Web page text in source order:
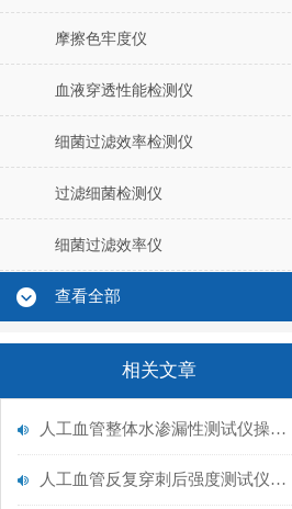
摩擦色牢度仪
血液穿透性能检测仪
细菌过滤效率检测仪
过滤细菌检测仪
细菌过滤效率仪
查看全部
相关文章
人工血管整体水渗漏性测试仪操作中最容易出错的步骤
人工血管反复穿刺后强度测试仪是什么？透析患者的“生命管“质量靠它把关！